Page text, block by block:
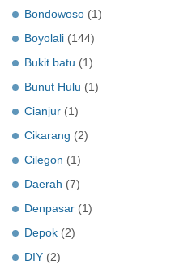
Bondowoso (1)
Boyolali (144)
Bukit batu (1)
Bunut Hulu (1)
Cianjur (1)
Cikarang (2)
Cilegon (1)
Daerah (7)
Denpasar (1)
Depok (2)
DIY (2)